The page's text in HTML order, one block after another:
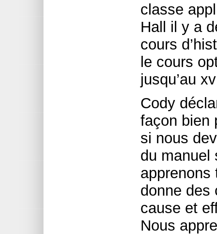
classe
Hall il y a
cours
le cours
jusqu’au
Cody
façon bien
si nous
du manuel
apprenons
donne des
cause et
Nous